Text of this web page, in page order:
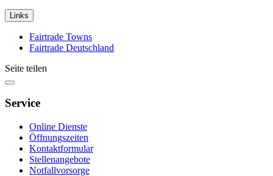
Links
Fairtrade Towns
Fairtrade Deutschland
Seite teilen
Service
Online Dienste
Öffnungszeiten
Kontaktformular
Stellenangebote
Notfallvorsorge